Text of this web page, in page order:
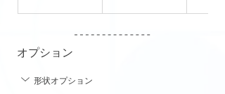
オプション
形状オプション